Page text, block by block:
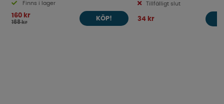
Finns i lager
160 kr
168 kr
KÖP!
Tillfälligt slut
34 kr